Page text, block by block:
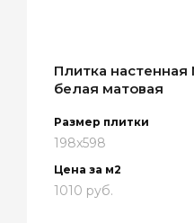
Плитка настенная
белая матовая
Размер плитки
198x598
Цена за м2
1010 руб.